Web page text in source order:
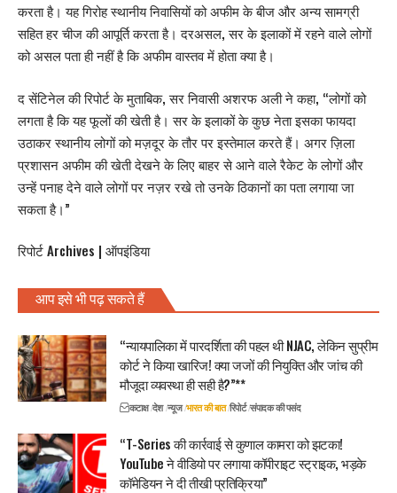
करता है। यह गिरोह स्थानीय निवासियों को अफीम के बीज और अन्य सामग्री
सहित हर चीज की आपूर्ति करता है। दरअसल, सर के इलाकों में रहने वाले लोगों
को असल पता ही नहीं है कि अफीम वास्तव में होता क्या है।
द सेंटिनेल की रिपोर्ट के मुताबिक, सर निवासी अशरफ अली ने कहा, “लोगों को
लगता है कि यहफूलों की खेतीहै। सर के इलाकों के कुछ नेता इसका फायदा
उठाकर स्थानीय लोगों को मज़दूर के तौर पर इस्तेमाल करते हैं। अगर ज़िला
प्रशासन अफीम की खेती देखने के लिए बाहर से आने वाले रैकेट के लोगों और
उन्हें पनाह देने वाले लोगों पर नज़र रखे तो उनके ठिकानों का पता लगाया जा
सकता है।”
रिपोर्ट Archives | ऑपइंडिया
आप इसे भी पढ़ सकते हैं
“न्यायपालिका में पारदर्शिता की पहल थी NJAC, लेकिन सुप्रीम
कोर्ट ने किया खारिज! क्या जजों की नियुक्ति और जांच की
मौजूदा व्यवस्था ही सही है?”**
कटाक्ष देश न्यूज भारत की बात रिपोर्ट संपादक की पसंद
“T-Series की कार्रवाई से कुणाल कामरा को झटका!
YouTube ने वीडियो पर लगाया कॉपीराइट स्ट्राइक, भड़के
कॉमेडियन ने दी तीखी प्रतिक्रिया”